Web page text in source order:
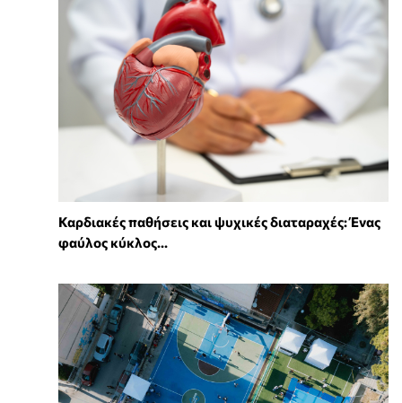
Καρδιακές παθήσεις και ψυχικές διαταραχές: Ένας
φαύλος κύκλος...